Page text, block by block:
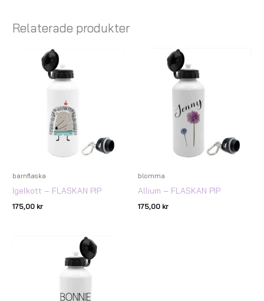
Relaterade produkter
barnflaska
Igelkott – FLASKAN PIP
175,00 kr
blomma
Allium – FLASKAN PIP
175,00 kr